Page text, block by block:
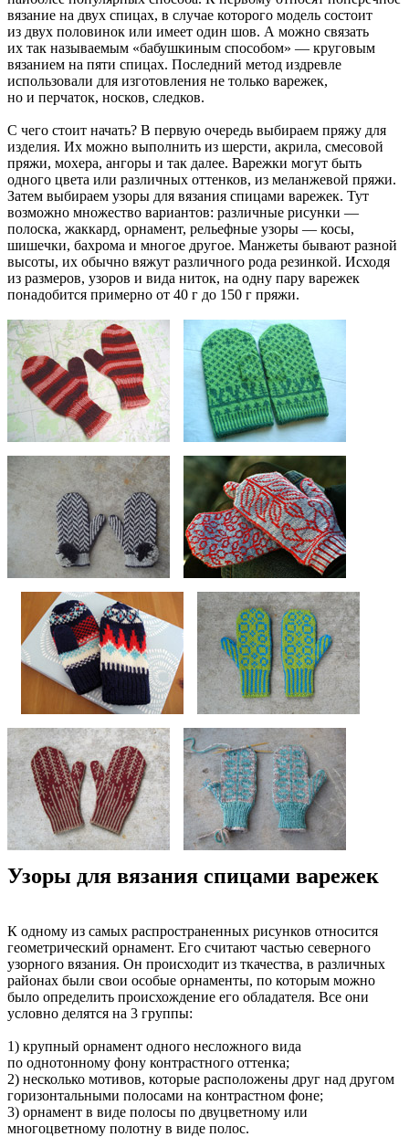
вязание на двух спицах, в случае которого модель состоит
из двух половинок или имеет один шов. А можно связать
их так называемым «бабушкиным способом» — круговым
вязанием на пяти спицах. Последний метод издревле
использовали для изготовления не только варежек,
но и перчаток, носков, следков.
С чего стоит начать? В первую очередь выбираем пряжу для
изделия. Их можно выполнить из шерсти, акрила, смесовой
пряжи, мохера, ангоры и так далее. Варежки могут быть
одного цвета или различных оттенков, из меланжевой пряжи.
Затем выбираем узоры для вязания спицами варежек. Тут
возможно множество вариантов: различные рисунки —
полоска, жаккард, орнамент, рельефные узоры — косы,
шишечки, бахрома и многое другое. Манжеты бывают разной
высоты, их обычно вяжут различного рода резинкой. Исходя
из размеров, узоров и вида ниток, на одну пару варежек
понадобится примерно от 40 г до 150 г пряжи.
Узоры для вязания спицами варежек
К одному из самых распространенных рисунков относится
геометрический орнамент. Его считают частью северного
узорного вязания. Он происходит из ткачества, в различных
районах были свои особые орнаменты, по которым можно
было определить происхождение его обладателя. Все они
условно делятся на 3 группы:
1) крупный орнамент одного несложного вида
по однотонному фону контрастного оттенка;
2) несколько мотивов, которые расположены друг над другом
горизонтальными полосами на контрастном фоне;
3) орнамент в виде полосы по двуцветному или
многоцветному полотну в виде полос.